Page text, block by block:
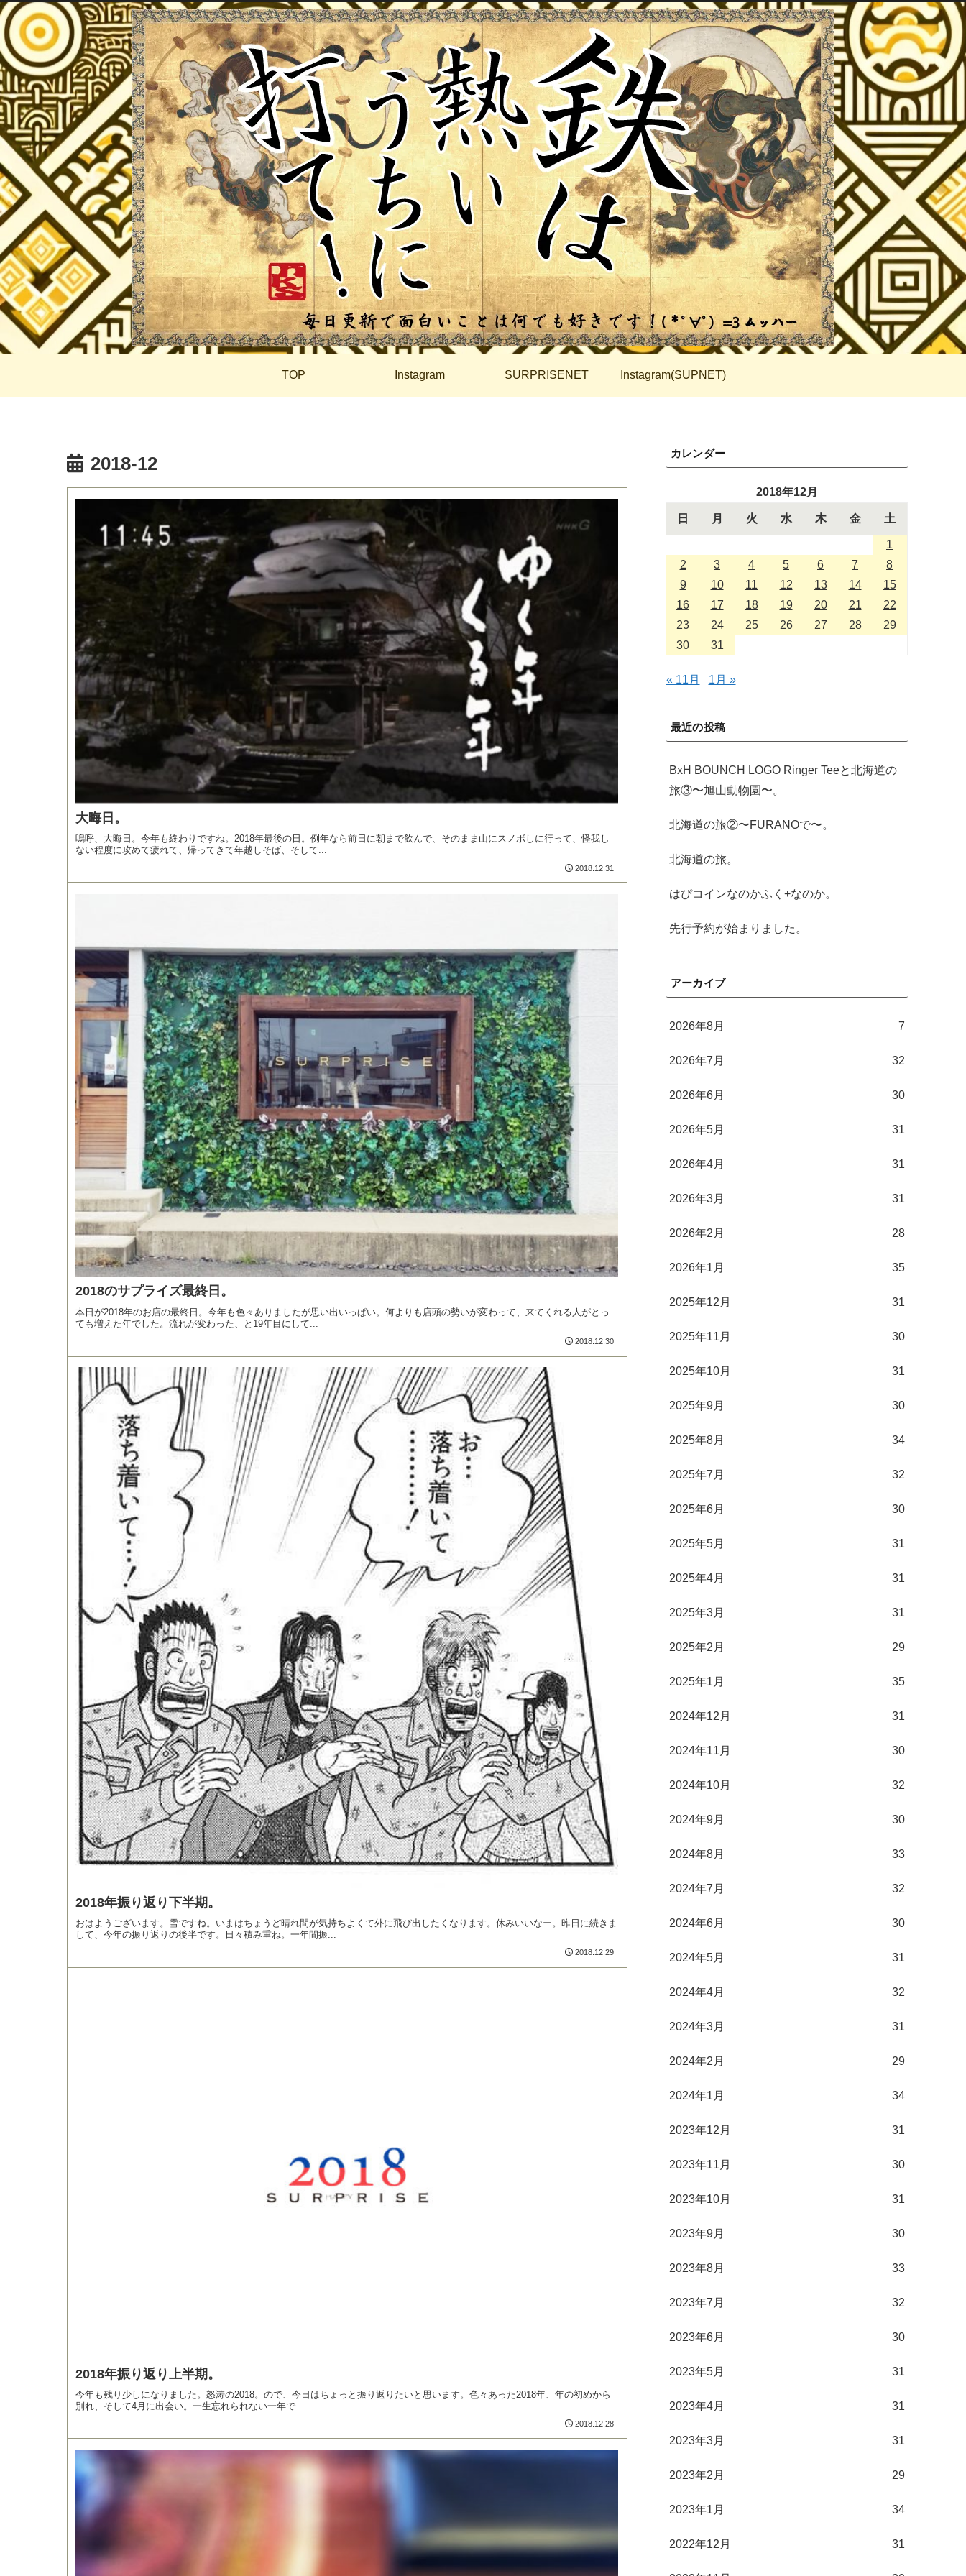
TOP Instagram SURPRISENET Instagram(SUPNET)
2018-12
大晦日。
嗚呼、大晦日。今年も終わりですね。2018年最後の日。例年なら前日に朝まで飲んで、そのまま山にスノボしに行って、怪我し
ない程度に攻めて疲れて、帰ってきて年越しそば、そして...
2018.12.31
2018のサプライズ最終日。
本日が2018年のお店の最終日。今年も色々ありましたが思い出いっぱい。何よりも店頭の勢いが変わって、来てくれる人がとっ
ても増えた年でした。流れが変わった、と19年目にして...
2018.12.30
2018年振り返り下半期。
おはようございます。雪ですね。いまはちょうど晴れ間が気持ちよくて外に飛び出したくなります。休みいいなー。昨日に続きま
して、今年の振り返りの後半です。日々積み重ね。一年間振...
2018.12.29
2018年振り返り上半期。
今年も残り少しになりました。怒涛の2018。ので、今日はちょっと振り返りたいと思います。色々あった2018年、年の初めから
別れ、そして4月に出会い。一生忘れられない一年で...
2018.12.28
カレンダー
2018年12月
日 月 火 水 木 金 土
1
2
3 4 5 6 7
8
9
10 11 12 13 14
15
16
17 18 19 20 21
22
23
24 25 26 27 28
29
30
31
« 11月 1月 »
最近の投稿
BxH BOUNCH LOGO Ringer Teeと北海道の
旅③〜旭山動物園〜。
北海道の旅②〜FURANOで〜。
北海道の旅。
はぴコインなのかふく+なのか。
先行予約が始まりました。
アーカイブ
2026年8月 7
2026年7月 32
2026年6月 30
2026年5月 31
2026年4月 31
2026年3月 31
2026年2月 28
2026年1月 35
2025年12月 31
2025年11月 30
2025年10月 31
2025年9月 30
2025年8月 34
2025年7月 32
2025年6月 30
2025年5月 31
2025年4月 31
2025年3月 31
2025年2月 29
2025年1月 35
2024年12月 31
2024年11月 30
2024年10月 32
2024年9月 30
2024年8月 33
2024年7月 32
2024年6月 30
2024年5月 31
2024年4月 32
2024年3月 31
2024年2月 29
2024年1月 34
2023年12月 31
2023年11月 30
2023年10月 31
2023年9月 30
2023年8月 33
2023年7月 32
2023年6月 30
2023年5月 31
2023年4月 31
2023年3月 31
2023年2月 29
2023年1月 34
2022年12月 31